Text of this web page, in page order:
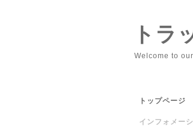
トラ
Welcome to
トップページ
インフォメー